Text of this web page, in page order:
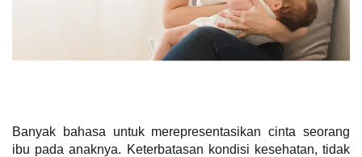
Banyak bahasa untuk merepresentasikan cinta seorang
ibu pada anaknya. Keterbatasan kondisi kesehatan, tidak